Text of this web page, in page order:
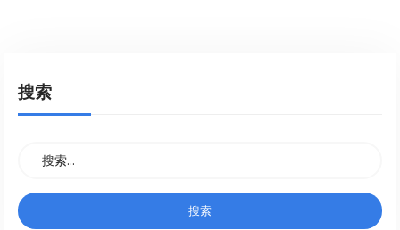
搜索